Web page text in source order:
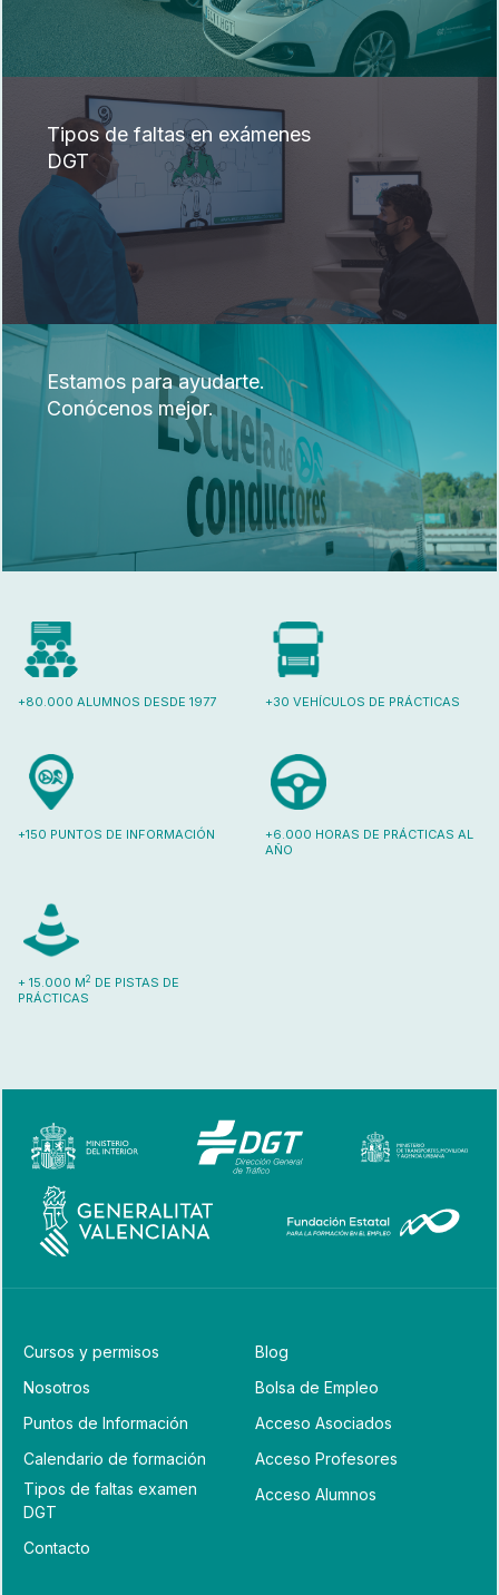
Tipos de faltas en exámenes
DGT
Estamos para ayudarte.
Conócenos mejor.
+80.000 ALUMNOS DESDE 1977 +30 VEHÍCULOS DE PRÁCTICAS
+150 PUNTOS DE INFORMACIÓN
+6.000 HORAS DE PRÁCTICAS AL
AÑO
+ 15.000 M2 DE PISTAS DE
PRÁCTICAS
Cursos y permisos
Nosotros
Puntos de Información
Calendario de formación
Tipos de faltas examen
DGT
Contacto
Blog
Bolsa de Empleo
Acceso Asociados
Acceso Profesores
Acceso Alumnos